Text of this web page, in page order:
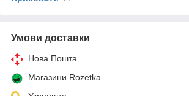
Умови доставки
Нова Пошта
Магазини Rozetka